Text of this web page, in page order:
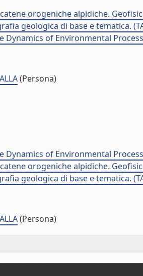
orogeniche alpidiche.
geologica di base e tematica.
of Environmental
(Persona)
of Environmental
orogeniche alpidiche.
geologica di base e tematica.
(Persona)